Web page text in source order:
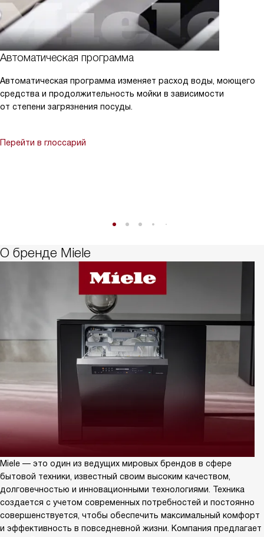
Автоматическая программа
Автоматическая программа изменяет расход воды, моющего
средства и продолжительность мойки в зависимости
от степени загрязнения посуды.
Перейти в глоссарий
О бренде Miele
Miele — это один из ведущих мировых брендов в сфере
бытовой техники, известный своим высоким качеством,
долговечностью и инновационными технологиями. Техника
создается с учетом современных потребностей и постоянно
совершенствуется, чтобы обеспечить максимальный комфорт
и эффективность в повседневной жизни. Компания предлагает